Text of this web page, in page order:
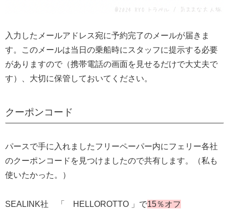
入力したメールアドレス宛に予約完了のメールが届きま
す。このメールは当日の乗船時にスタッフに提示する必要
がありますので（携帯電話の画面を見せるだけで大丈夫で
す）、大切に保管しておいてください。
クーポンコード
パースで手に入れましたフリーペーパー内にフェリー各社
のクーポンコードを見つけましたので共有します。（私も
使いたかった。）
SEALINK社 「 HELLOROTTO 」で15％オフ